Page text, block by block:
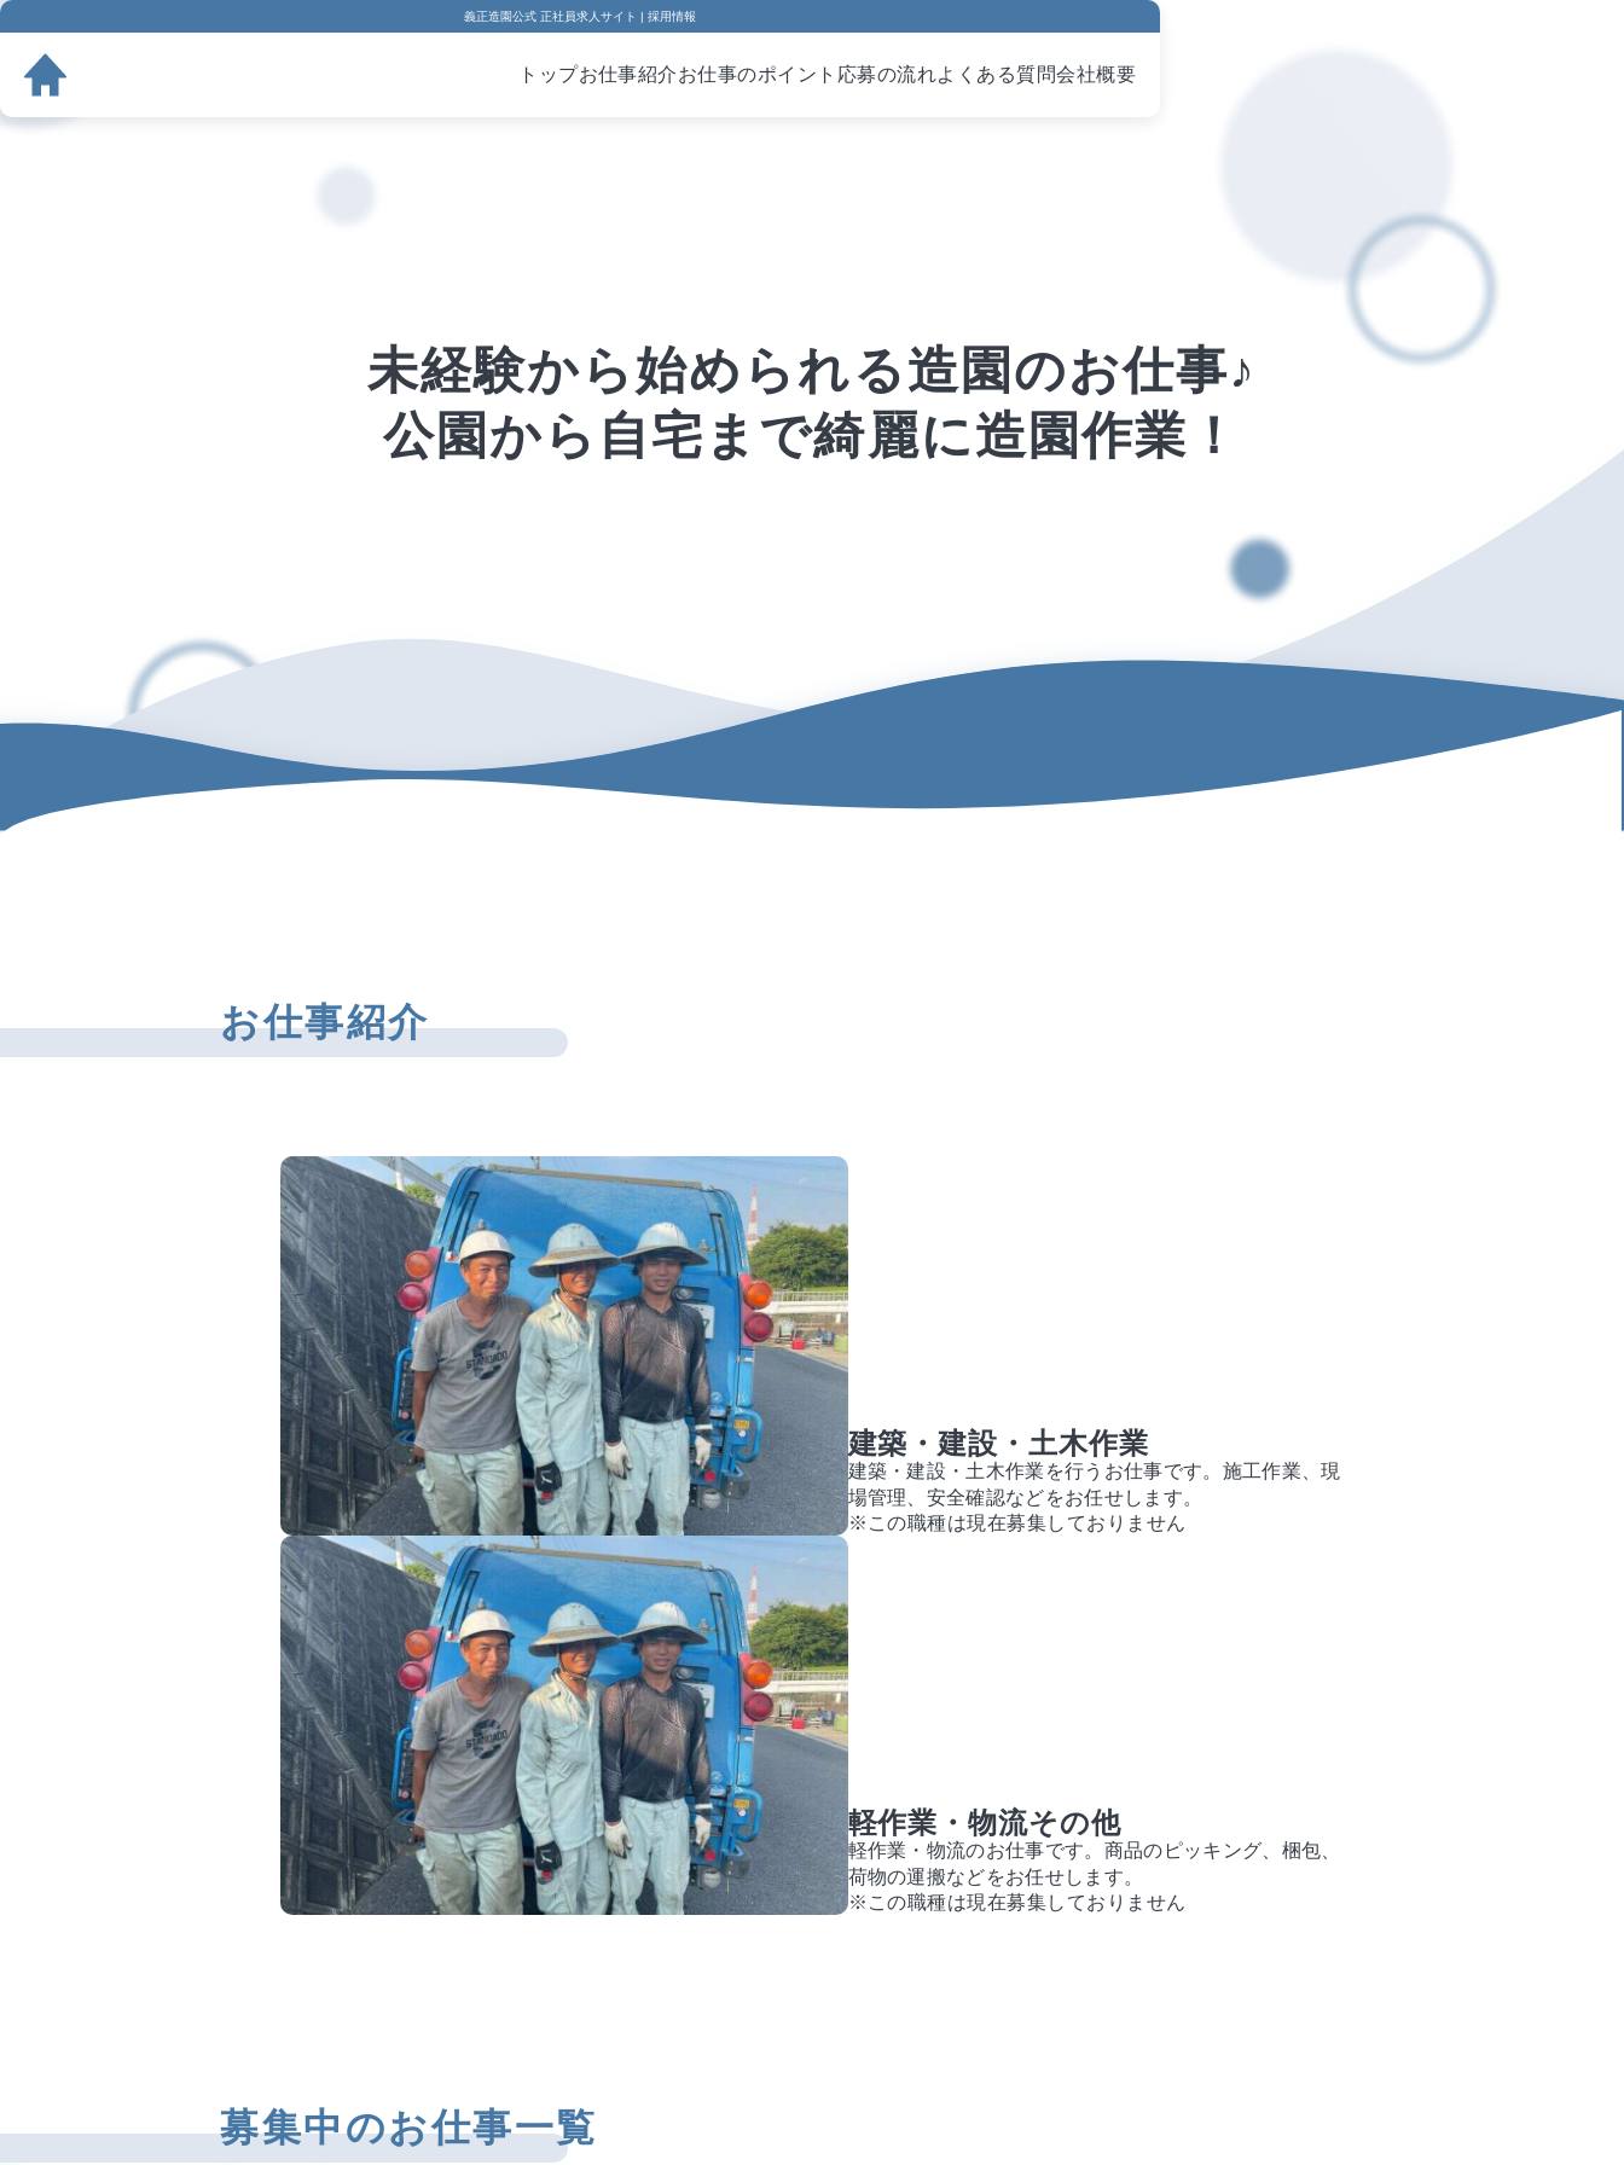
義正造園公式 正社員求人サイト | 採用情報
トップお仕事紹介お仕事のポイント 応募の流れよくある質問会社概要
未経験から始められる造園のお仕事♪
公園から自宅まで綺麗に造園作業！
お仕事紹介
建築・建設・土木作業
建築・建設・土木作業を行うお仕事です。施工作業、現
場管理、安全確認などをお任せします。
※この職種は現在募集しておりません
軽作業・物流その他
軽作業・物流のお仕事です。商品のピッキング、梱包、
荷物の運搬などをお任せします。
※この職種は現在募集しておりません
募集中のお仕事一覧